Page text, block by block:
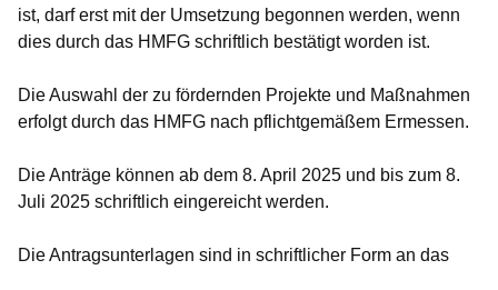
ist, darf erst mit der Umsetzung begonnen werden, wenn
dies durch das HMFG schriftlich bestätigt worden ist.
Die Auswahl der zu fördernden Projekte und Maßnahmen
erfolgt durch das HMFG nach pflichtgemäßem Ermessen.
Die Anträge können ab dem 8. April 2025 und bis zum 8.
Juli 2025 schriftlich eingereicht werden.
Die Antragsunterlagen sind in schriftlicher Form an das